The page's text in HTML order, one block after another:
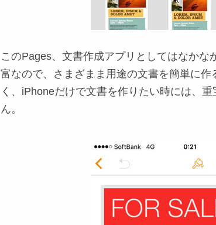
このPages、文書作成アプリとしてはなかな
富なので、さまざまま用途の文書を簡単に
く、iPhoneだけで文書を作りたい時には、
ん。